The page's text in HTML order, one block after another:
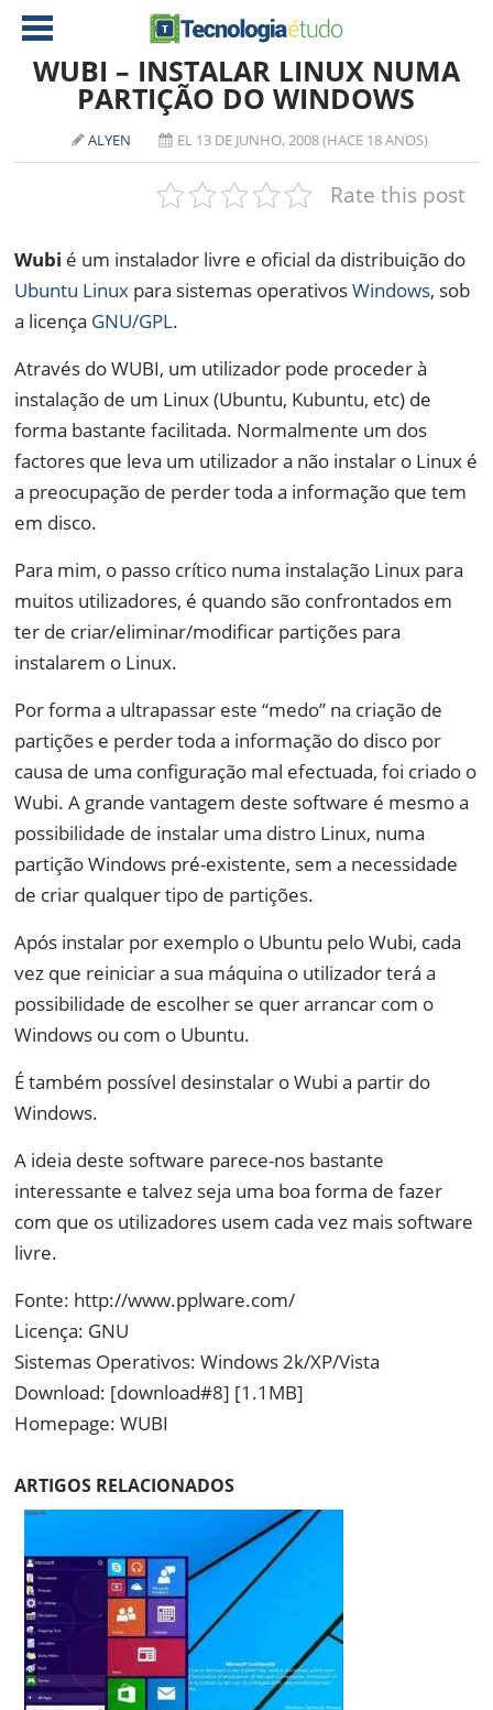
AMD
ATI
NVIDIA
SOFTWARE
NOTEBOOKS
TABLETS
IOS
NOKIA
JOGOS
DOWNLOADS
ANÁLISE
WUBI – INSTALAR LINUX NUMA
PARTIÇÃO DO WINDOWS
ALYEN EL 13 DE JUNHO, 2008 (HACE 18 ANOS)
Rate this post
Wubi é um instalador livre e oficial da distribuição do
Ubuntu Linux para sistemas operativosWindows, sob
a licença GNU/GPL.
Através do WUBI, um utilizador pode proceder à
instalação de um Linux (Ubuntu, Kubuntu, etc) de
forma bastante facilitada. Normalmente um dos
factores que leva um utilizador a não instalar o Linux é
a preocupação de perder toda a informação que tem
em disco.
Para mim, o passo crítico numa instalação Linux para
muitos utilizadores, é quando são confrontados em
ter de criar/eliminar/modificar partições para
instalarem o Linux.
Por forma a ultrapassar este “medo” na criação de
partições e perder toda a informação do disco por
causa de uma configuração mal efectuada, foi criado o
Wubi. A grande vantagem deste software é mesmo a
possibilidade de instalar uma distro Linux, numa
partição Windows pré-existente, sem a necessidade
de criar qualquer tipo de partições.
Após instalar por exemplo o Ubuntu pelo Wubi, cada
vez que reiniciar a sua máquina o utilizador terá a
possibilidade de escolher se quer arrancar com o
Windows ou com o Ubuntu.
É também possível desinstalar o Wubi a partir do
Windows.
A ideia deste software parece-nos bastante
interessante e talvez seja uma boa forma de fazer
com que os utilizadores usem cada vez mais software
livre.
Fonte: http://www.pplware.com/
Licença: GNU
Sistemas Operativos: Windows 2k/XP/Vista
Download: [download#8] [1.1MB]
Homepage: WUBI
ARTIGOS RELACIONADOS